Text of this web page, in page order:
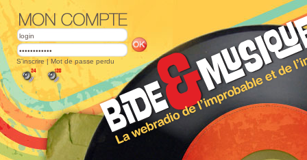
S'inscrire | Mot de passe perdu